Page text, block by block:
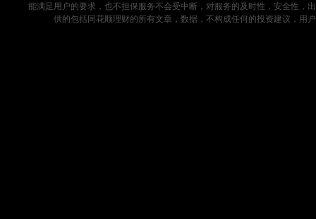
能满足用户的要求，也不担保服务不会受中断，对服务的及时性，安全性，
供的包括同花顺理财的所有文章，数据，不构成任何的投资建议，用